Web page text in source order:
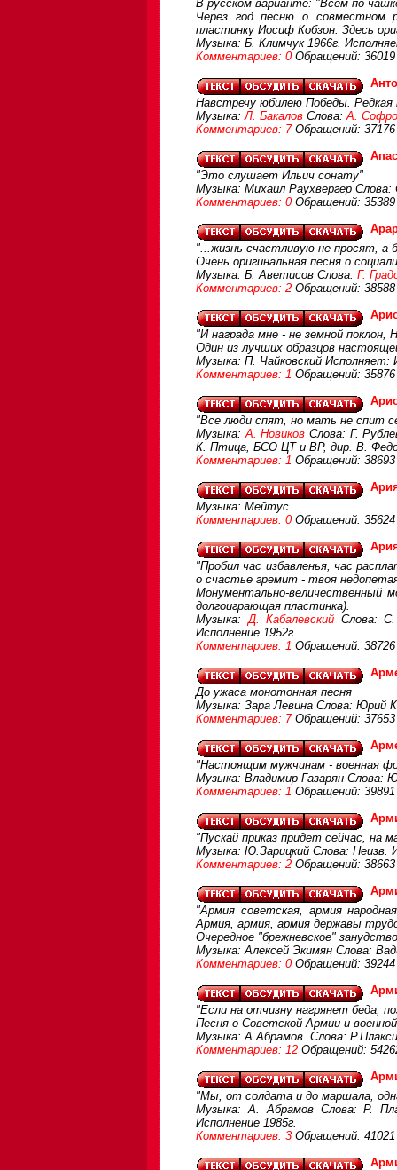
В русском варианте: "Всем по
Через год песню о совместном
пластинку Иосиф Кобзон. Здесь
Музыка: Б. Климчук 1966г.
Комментариев: 0 Обращений: 36019
Навстречу юбилею Победы.
Музыка:Л. Бакалов Слова:А.
Комментариев: 7 Обращений: 37176
"Это слушает Ильич сонату"
Музыка: Михаил Раухвергер
Комментариев: 0 Обращений: 35389
"...жизнь счастливую не просят,
Очень оригинальная песня о
Музыка: Б. Аветисов Слова: Г.
Комментариев: 2 Обращений: 38588
"И награда мне - не земной
Один из лучших образцов
Музыка: П. Чайковский
Комментариев: 1 Обращений: 35876
"Все люди спят, но мать не спит
Музыка:А. Новиков Слова: Г.
К. Птица, БСО ЦТ и ВР, дир. В.
Комментариев: 1 Обращений: 38693
Музыка: Мейтус
Комментариев: 0 Обращений: 35624
"Пробил час избавленья, час
о счастье гремит - твоя
Монументально-величественный
долгоиграющая пластинка).
Музыка:Д. Кабалевский Слова:
Исполнение 1952г.
Комментариев: 1 Обращений: 38726
До ужаса монотонная песня
Музыка: Зара Левина Слова: Юрий
Комментариев: 7 Обращений: 37653
"Настоящим мужчинам - военная
Музыка: Владимир Газарян Слова:
Комментариев: 1 Обращений: 39891
"Пускай приказ придет сейчас, на
Музыка: Ю.Зарицкий Слова: Неизв.
Комментариев: 2 Обращений: 38663
"Армия советская, армия
Армия, армия, армия державы
Очередное "брежневское" занудство
Музыка: Алексей Экимян Слова:
Комментариев: 0 Обращений: 39244
"Если на отчизну нагрянет беда,
Песня о Советской Армии и
Музыка: А.Абрамов. Слова:
Комментариев: 12 Обращений:
"Мы, от солдата и до маршала,
Музыка: А. Абрамов Слова: Р.
Исполнение 1985г.
Комментариев: 3 Обращений: 41021